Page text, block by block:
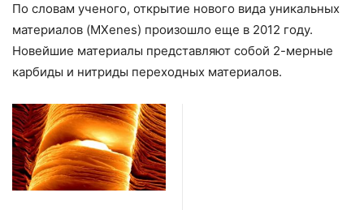
По словам ученого, открытие нового вида уникальных
материалов (MXenes) произошло еще в 2012 году.
Новейшие материалы представляют собой 2-мерные
карбиды и нитриды переходных материалов.